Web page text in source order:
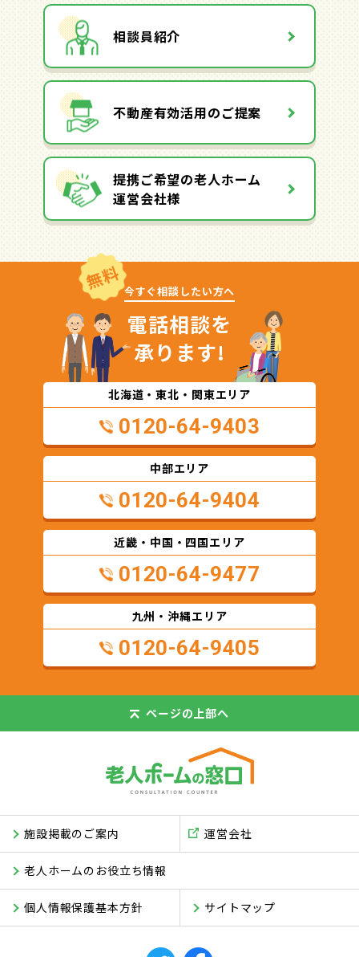
相談員紹介
不動産有効活用のご提案
提携ご希望の老人ホーム
運営会社様
無料 今すぐ相談したい方へ
電話相談を
承ります!
北海道・東北・関東エリア
0120-64-9403
中部エリア
0120-64-9404
近畿・中国・四国エリア
0120-64-9477
九州・沖縄エリア
0120-64-9405
ページの 上部へ
施設掲載のご案内
老人ホームのお役立ち情報
サイトマップ
運営会社
個人情報保護基本方針